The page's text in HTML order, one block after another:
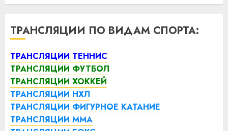
ТРАНСЛЯЦИИ ПО ВИДАМ СПОРТА:
ТРАНСЛЯЦИИ ТЕННИС
ТРАНСЛЯЦИИ ФУТБОЛ
ТРАНСЛЯЦИИ ХОККЕЙ
ТРАНСЛЯЦИИ НХЛ
ТРАНСЛЯЦИИ ФИГУРНОЕ КАТАНИЕ
ТРАНСЛЯЦИИ ММА